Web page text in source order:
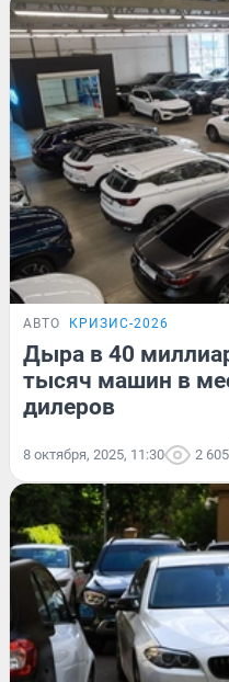
АВТО КРИЗИС-2026
Дыра в 40
тысяч машин в
дилеров
8 октября, 2025, 11:30 2 605